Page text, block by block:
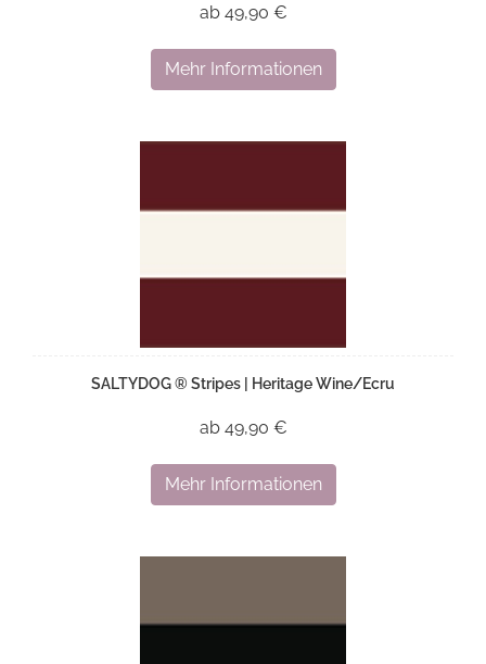
ab 49,90 €
Mehr Informationen
SALTYDOG ® Stripes | Heritage Wine/Ecru
ab 49,90 €
Mehr Informationen